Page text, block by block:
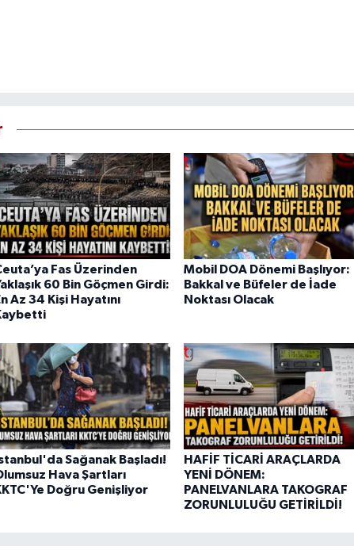
Fas Üzerinden
60 Bin Göçmen Girdi:
Az 34 Kişi Hayatını
Mobil DOA Dönemi Başlıyor:
Bakkal ve Büfeler de İade
Noktası Olacak
Sağanak Başladı!
Hava Şartları
Doğru Genişliyor
HAFİF TİCARİ ARAÇLARDA
YENİ DÖNEM:
PANELVANLARA TAKOGRAF
ZORUNLULUĞU GETİRİLDİ!